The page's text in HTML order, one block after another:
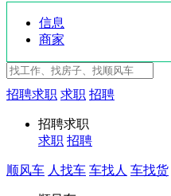
信息
商家
招聘求职 求职 招聘
招聘求职
求职 招聘
顺风车 人找车 车找人 车找货